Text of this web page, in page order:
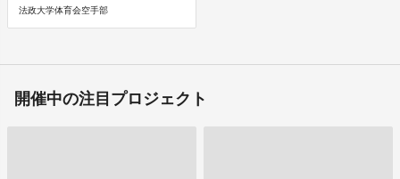
法政大学体育会空手部
開催中の注目プロジェクト